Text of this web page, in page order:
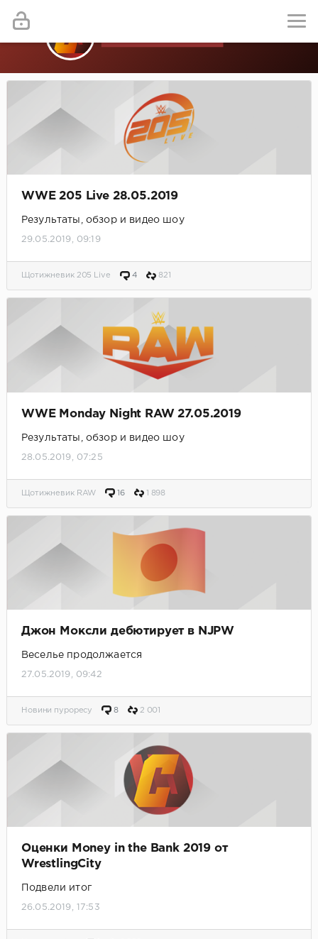
WWE 205 Live 28.05.2019
Результаты, обзор и видео шоу
29.05.2019, 09:19
Щотижневик 205 Live 4 821
WWE Monday Night RAW 27.05.2019
Результаты, обзор и видео шоу
28.05.2019, 07:25
Щотижневик RAW 16 1 898
Джон Моксли дебютирует в NJPW
Веселье продолжается
27.05.2019, 09:42
Новини пуроресу 8 2 001
Оценки Money in the Bank 2019 от
WrestlingCity
Подвели итог
26.05.2019, 17:53